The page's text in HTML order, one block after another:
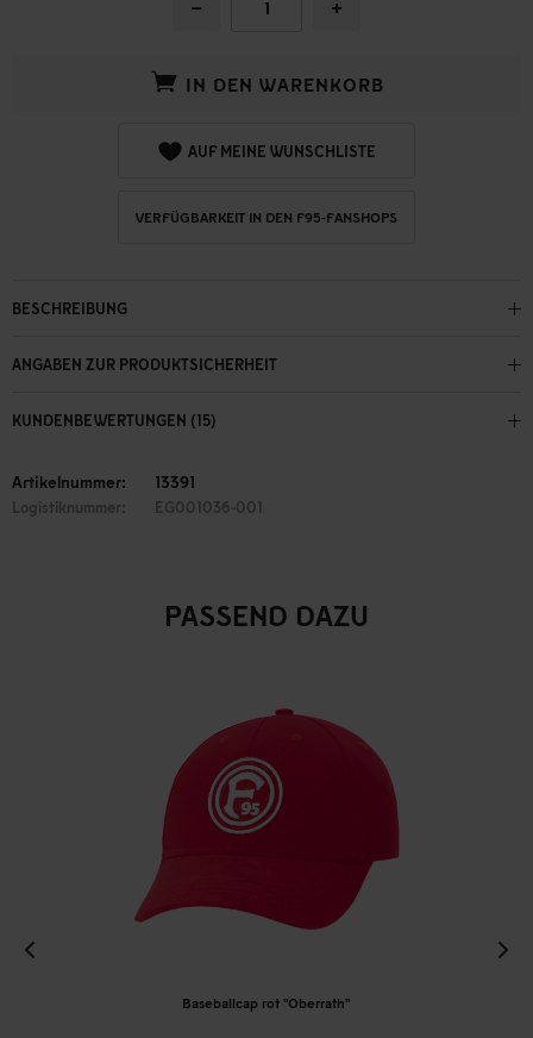
− +
IN DEN WARENKORB
AUF MEINE WUNSCHLISTE
VERFÜGBARKEIT IN DEN F95-FANSHOPS
BESCHREIBUNG
ANGABEN ZUR PRODUKTSICHERHEIT
KUNDENBEWERTUNGEN (15)
Artikelnummer: 13391
Logistiknummer: EG001036-001
PASSEND DAZU
Baseballcap rot "Oberrath"